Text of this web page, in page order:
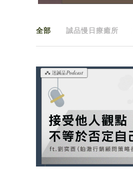
全部 誠品慢日療癒所